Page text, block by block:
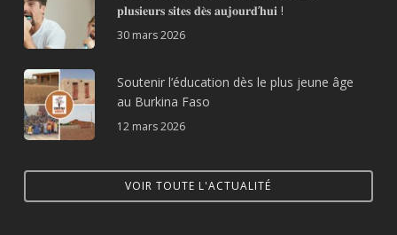
𝐩𝐥𝐮𝐬𝐢𝐞𝐮𝐫𝐬 𝐬𝐢𝐭𝐞𝐬 𝐝𝐞̀𝐬 𝐚𝐮𝐣𝐨𝐮𝐫𝐝’𝐡𝐮𝐢 !
30 mars 2026
Soutenir l’éducation dès le plus jeune âge
au Burkina Faso
12 mars 2026
VOIR TOUTE L'ACTUALITÉ